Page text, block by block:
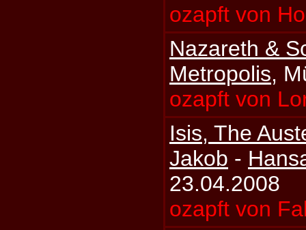
ozapft von
Nazareth &
Metropolis,
ozapft von
Isis, The
Jakob -
23.04.2008
ozapft von